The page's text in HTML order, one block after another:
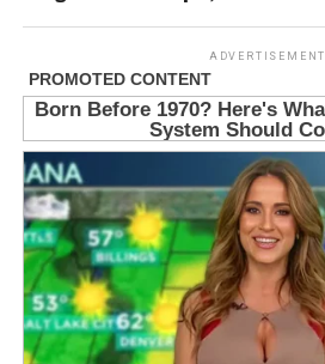
ADVERTISEMENT